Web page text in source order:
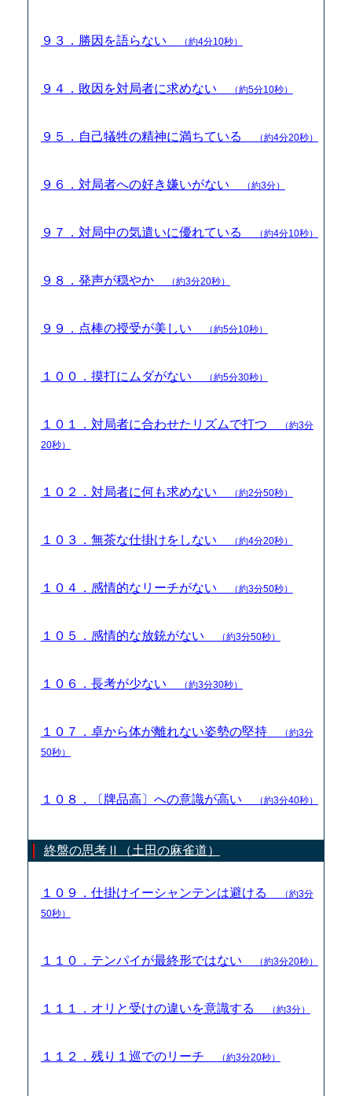
９３．勝因を語らない （約4分10秒）
９４．敗因を対局者に求めない （約5分10秒）
９５．自己犠牲の精神に満ちている （約4分20秒）
９６．対局者への好き嫌いがない （約3分）
９７．対局中の気遣いに優れている （約4分10秒）
９８．発声が穏やか （約3分20秒）
９９．点棒の授受が美しい （約5分10秒）
１００．摸打にムダがない （約5分30秒）
１０１．対局者に合わせたリズムで打つ
（約3分
20秒）
１０２．対局者に何も求めない （約2分50秒）
１０３．無茶な仕掛けをしない （約4分20秒）
１０４．感情的なリーチがない （約3分50秒）
１０５．感情的な放銃がない （約3分50秒）
１０６．長考が少ない （約3分30秒）
１０７．卓から体が離れない姿勢の堅持
（約3分
50秒）
１０８．〔牌品高〕への意識が高い （約3分40秒）
終盤の思考Ⅱ（土田の麻雀道）
１０９．仕掛けイーシャンテンは避ける
（約3分
50秒）
１１０．テンパイが最終形ではない （約3分20秒）
１１１．オリと受けの違いを意識する （約3分）
１１２．残り１巡でのリーチ （約3分20秒）